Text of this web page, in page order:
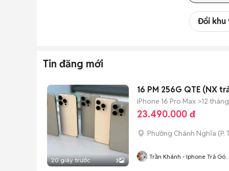
Đổi khu
Tin đăng mới
20 giây trước 3
16 PM 256G QTE (NX
iPhone 16 Pro Max >12 tháng
23.490.000 đ
Phường Chánh Nghĩa (P.
Trần Khánh - Iphone Trả Góp